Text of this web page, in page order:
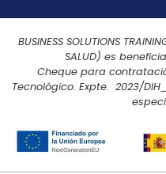
BUSINESS SOLUTIONS
SALUD) es
Cheque para
Tecnológico. Expte. 2023/